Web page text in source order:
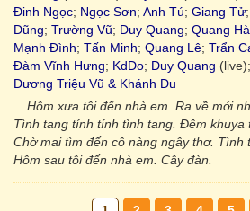
Đinh Ngọc; Ngọc Sơn; Anh Tú; Giang Tử;
Dũng; Trường Vũ; Duy Quang; Quang Hà
Mạnh Đình; Tấn Minh; Quang Lê; Trẩn
Đàm Vĩnh Hưng; KdDo; Duy Quang (live);
Dương Triệu Vũ & Khánh Du
Hôm xưa tôi đến nhà em. Ra về mới
Tình tang tính tính tình tang. Đêm khuya
Chờ mai tìm đến cô nàng ngây thơ. Tình
Hôm sau tôi đến nhà em. Cây đàn.